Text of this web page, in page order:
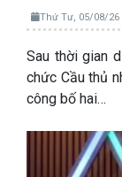
Thứ Tư, 05/08/26
Sau thời gian
chức Cầu thủ
công bố hai…